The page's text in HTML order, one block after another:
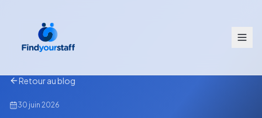
Retour au blog
30 juin 2026